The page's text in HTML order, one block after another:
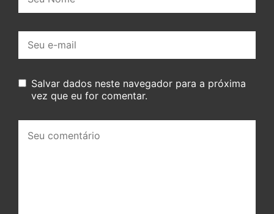
mail:
Salvar dados neste navegador para a próxima
vez que eu for comentar.
comentário: